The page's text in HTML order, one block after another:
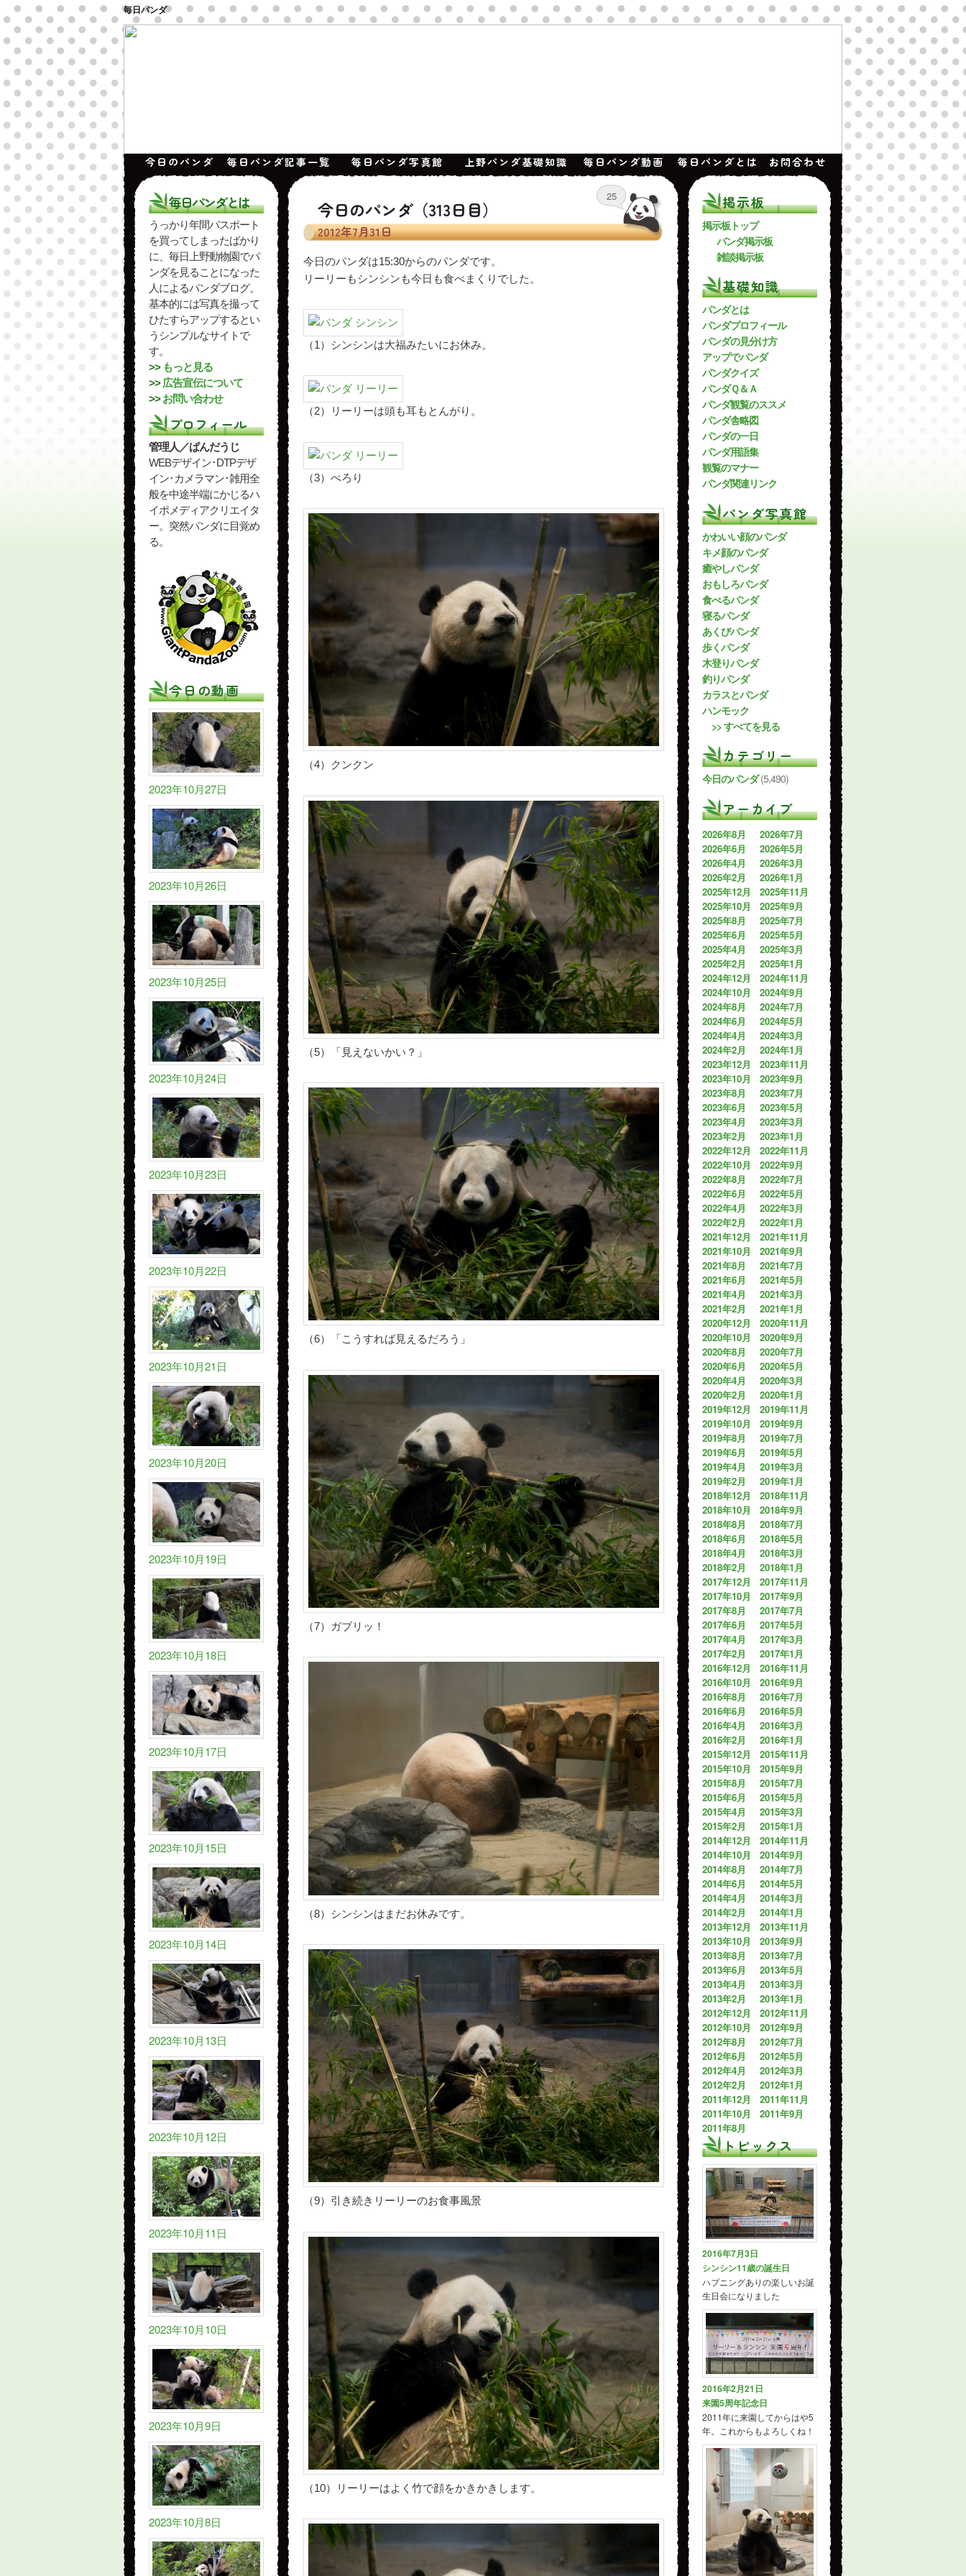
毎日パンダ
今日のパンダ 毎日パンダ記事一覧 毎日パンダ写真館 上野パンダ基礎知識 毎日パンダ動画 毎日パンダとは お問合わせ
毎日パンダとは
うっかり年間パスポート
を買ってしまったばかり
に、毎日上野動物園でパ
ンダを見ることになった
人によるパンダブログ。
基本的には写真を撮って
ひたすらアップするとい
うシンプルなサイトで
す。
>> もっと見る
>>広告宣伝について
>>お問い合わせ
プロフィール
管理人／ぱんだうじ
WEBデザイン･DTPデザ
イン･カメラマン･雑用全
般を中途半端にかじるハ
イポメディアクリエイタ
ー。突然パンダに目覚め
る。
今日の動画
2023年10月27日
2023年10月26日
2023年10月25日
2023年10月24日
2023年10月23日
2023年10月22日
2023年10月21日
2023年10月20日
2023年10月19日
2023年10月18日
2023年10月17日
2023年10月15日
2023年10月14日
2023年10月13日
2023年10月12日
2023年10月11日
2023年10月10日
2023年10月9日
2023年10月8日
今日のパンダ（313日目）
2012年7月31日
25
今日のパンダは15:30からのパンダです。
リーリーもシンシンも今日も食べまくりでした。
（1）シンシンは大福みたいにお休み。
（2）リーリーは頭も耳もとんがり。
（3）ぺろり
（4）クンクン
（5）「見えないかい？」
（6）「こうすれば見えるだろう」
（7）ガブリッ！
（8）シンシンはまだお休みです。
（9）引き続きリーリーのお食事風景
（10）リーリーはよく竹で顔をかきかきします。
掲示板
掲示板トップ
パンダ掲示板
雑談掲示板
基礎知識
パンダとは
パンダプロフィール
パンダの見分け方
アップでパンダ
パンダクイズ
パンダＱ＆Ａ
パンダ観覧のススメ
パンダ舎略図
パンダの一日
パンダ用語集
観覧のマナー
パンダ関連リンク
パンダ写真館
かわいい顔のパンダ
キメ顔のパンダ
癒やしパンダ
おもしろパンダ
食べるパンダ
寝るパンダ
あくびパンダ
歩くパンダ
木登りパンダ
釣りパンダ
カラスとパンダ
ハンモック
>> すべてを見る
カテゴリー
今日のパンダ(5,490)
アーカイブ
2026年8月
2026年7月
2026年6月
2026年5月
2026年4月
2026年3月
2026年2月
2026年1月
2025年12月
2025年11月
2025年10月
2025年9月
2025年8月
2025年7月
2025年6月
2025年5月
2025年4月
2025年3月
2025年2月
2025年1月
2024年12月
2024年11月
2024年10月
2024年9月
2024年8月
2024年7月
2024年6月
2024年5月
2024年4月
2024年3月
2024年2月
2024年1月
2023年12月
2023年11月
2023年10月
2023年9月
2023年8月
2023年7月
2023年6月
2023年5月
2023年4月
2023年3月
2023年2月
2023年1月
2022年12月
2022年11月
2022年10月
2022年9月
2022年8月
2022年7月
2022年6月
2022年5月
2022年4月
2022年3月
2022年2月
2022年1月
2021年12月
2021年11月
2021年10月
2021年9月
2021年8月
2021年7月
2021年6月
2021年5月
2021年4月
2021年3月
2021年2月
2021年1月
2020年12月
2020年11月
2020年10月
2020年9月
2020年8月
2020年7月
2020年6月
2020年5月
2020年4月
2020年3月
2020年2月
2020年1月
2019年12月
2019年11月
2019年10月
2019年9月
2019年8月
2019年7月
2019年6月
2019年5月
2019年4月
2019年3月
2019年2月
2019年1月
2018年12月
2018年11月
2018年10月
2018年9月
2018年8月
2018年7月
2018年6月
2018年5月
2018年4月
2018年3月
2018年2月
2018年1月
2017年12月
2017年11月
2017年10月
2017年9月
2017年8月
2017年7月
2017年6月
2017年5月
2017年4月
2017年3月
2017年2月
2017年1月
2016年12月
2016年11月
2016年10月
2016年9月
2016年8月
2016年7月
2016年6月
2016年5月
2016年4月
2016年3月
2016年2月
2016年1月
2015年12月
2015年11月
2015年10月
2015年9月
2015年8月
2015年7月
2015年6月
2015年5月
2015年4月
2015年3月
2015年2月
2015年1月
2014年12月
2014年11月
2014年10月
2014年9月
2014年8月
2014年7月
2014年6月
2014年5月
2014年4月
2014年3月
2014年2月
2014年1月
2013年12月
2013年11月
2013年10月
2013年9月
2013年8月
2013年7月
2013年6月
2013年5月
2013年4月
2013年3月
2013年2月
2013年1月
2012年12月
2012年11月
2012年10月
2012年9月
2012年8月
2012年7月
2012年6月
2012年5月
2012年4月
2012年3月
2012年2月
2012年1月
2011年12月
2011年11月
2011年10月
2011年9月
2011年8月
トピックス
2016年7月3日
シンシン11歳の誕生日
ハプニングありの楽しいお誕
生日会になりました
2016年2月21日
来園5周年記念日
2011年に来園してからはや5
年。これからもよろしくね！